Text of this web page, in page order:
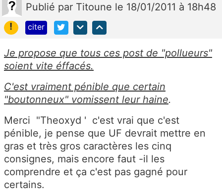
Publié par Titoune le 18/01/2011 à 18h48
!
citer
Je propose que tous ces post de "pollueurs"
soient vite éffacés.
C'est vraiment pénible que certain
"boutonneux" vomissent leur haine.
Merci "Theoxyd ' c'est vrai que c'est
pénible, je pense que UF devrait mettre en
gras et très gros caractères les cinq
consignes, mais encore faut -il les
comprendre et ça c'est pas gagné pour
certains.